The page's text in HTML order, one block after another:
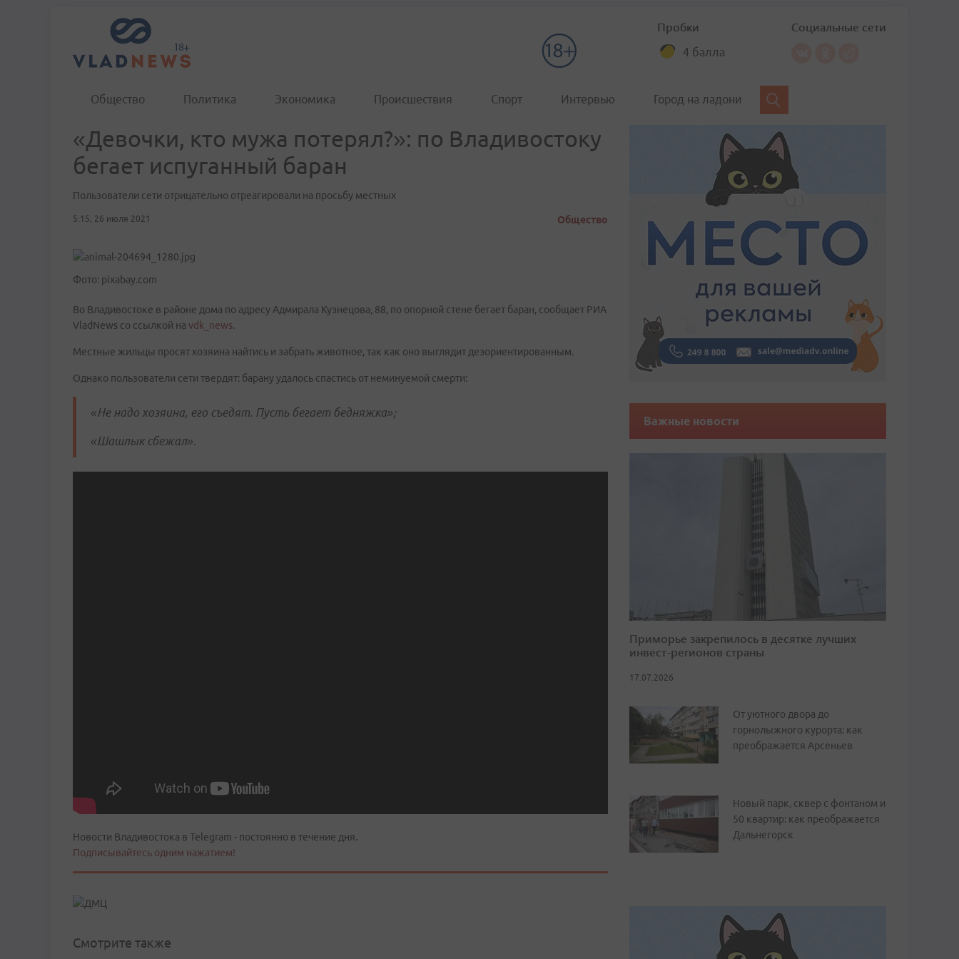
Пробки
4 балла
Социальные сети
Общество Политика Экономика Происшествия Спорт Интервью Город на ладони
«Девочки, кто мужа потерял?»: по Владивостоку
бегает испуганный баран
Пользователи сети отрицательно отреагировали на просьбу местных
5:15, 26 июля 2021 Общество
Фото: pixabay.com
Во Владивостоке в районе дома по адресу Адмирала Кузнецова, 88, по опорной стене бегает баран, сообщает РИА
VladNews со ссылкой на vdk_news.
Местные жильцы просят хозяина найтись и забрать животное, так как оно выглядит дезориентированным.
Однако пользователи сети твердят: барану удалось спастись от неминуемой смерти:
«Не надо хозяина, его съедят. Пусть бегает бедняжка»;
«Шашлык сбежал».
Новости Владивостока в Telegram - постоянно в течение дня.
Подписывайтесь одним нажатием!
Смотрите также
Важные новости
Приморье закрепилось в десятке лучших
инвест-регионов страны
17.07.2026
От уютного двора до
горнолыжного курорта: как
преображается Арсеньев
Новый парк, сквер с фонтаном и
50 квартир: как преображается
Дальнегорск